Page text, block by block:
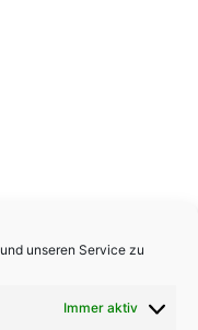
unseren Service zu
Immer aktiv